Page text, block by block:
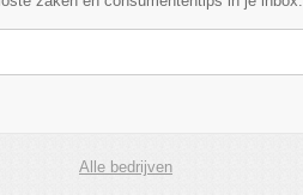
Alle bedrijven